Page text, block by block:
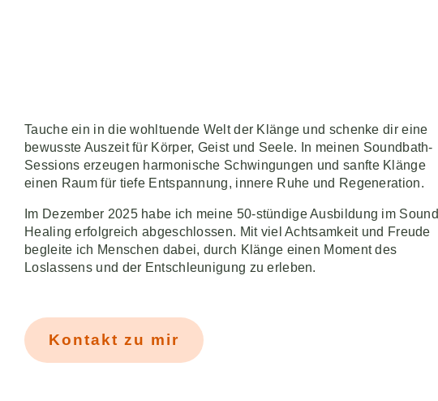
Tauche ein in die wohltuende Welt der Klänge und schenke dir eine
bewusste Auszeit für Körper, Geist und Seele. In meinen Soundbath-
Sessions erzeugen harmonische Schwingungen und sanfte Klänge
einen Raum für tiefe Entspannung, innere Ruhe und Regeneration.
Im Dezember 2025 habe ich meine 50-stündige Ausbildung im Sound
Healing erfolgreich abgeschlossen. Mit viel Achtsamkeit und Freude
begleite ich Menschen dabei, durch Klänge einen Moment des
Loslassens und der Entschleunigung zu erleben.
Kontakt zu mir